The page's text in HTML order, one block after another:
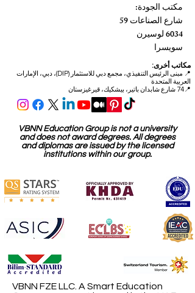
مكتب الجودة:
شارع الصناعات 59
6034 لوسيرن
سويسرا
مكاتب أخرى:
📍
مبنى الرئيس التنفيذي، مجمع دبي للاستثمار (DIP)، دبي، الإمارات
العربية المتحدة
📍74 شارع شابدان باتير، بيشكيك، قيرغيزستان
VBNN Education Group is not a university
and does not award degrees. All degrees
and diplomas are issued by the licensed
institutions within our group.
VBNN FZE LLC. A Smart Education